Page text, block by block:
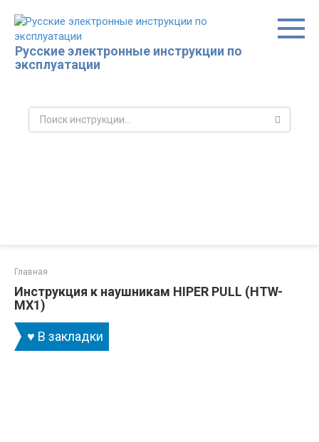
контенту
Русские электронные инструкции по
эксплуатации
Поиск:
Главная
Инструкция к наушникам HIPER PULL (HTW-
MX1)
♥ В закладки